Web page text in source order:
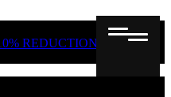
REDUCTION